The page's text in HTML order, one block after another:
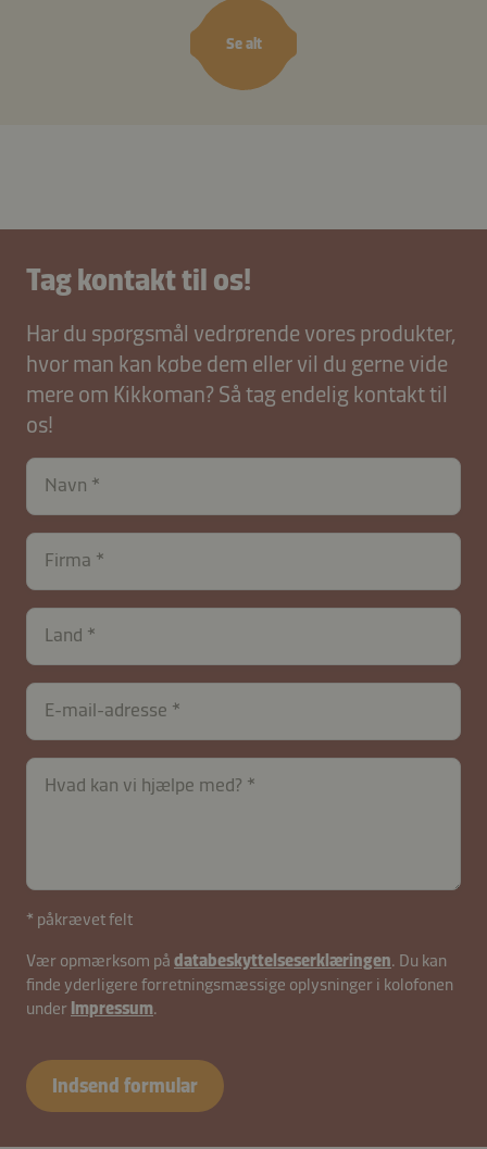
Se alt
Tag kontakt til os!
Har du spørgsmål vedrørende vores produkter,
hvor man kan købe dem eller vil du gerne vide
mere om Kikkoman? Så tag endelig kontakt til
os!
Navn
Firma
Land
E-mail-adresse
Hvad kan vi hjælpe med?
* påkrævet felt
contactDK-
B2B-
26583-
Vær opmærksom på databeskyttelseserklæringen. Du kan
finde yderligere forretningsmæssige oplysninger i kolofonen
under Impressum.
Indsend formular